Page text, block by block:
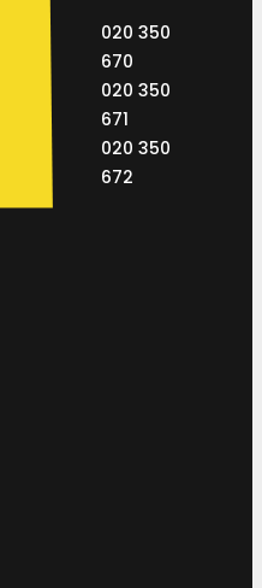
020 350
670
020 350
671
020 350
672